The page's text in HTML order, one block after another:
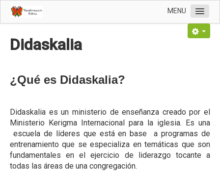
MENU
Nosotros
Respuestas de oración
Altar de adoración
Eventos
Material de estudio
Decretos
Didaskalia
¿Qué es Didaskalia?
Didaskalia es un ministerio de enseñanza creado por el
Ministerio Kerigma Internacional para la iglesia. Es una
escuela de líderes que está en base a programas de
entrenamiento que se especializa en temáticas que son
fundamentales en el ejercicio de liderazgo tocante a
todas las áreas de una congregación.